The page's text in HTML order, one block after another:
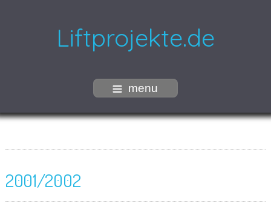
Liftprojekte.de
menu
2001/2002